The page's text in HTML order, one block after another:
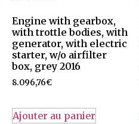
Engine with gearbox,
with trottle bodies, with
generator, with electric
starter, w/o airfilter
box, grey 2016
8.096,76€
Ajouter au panier